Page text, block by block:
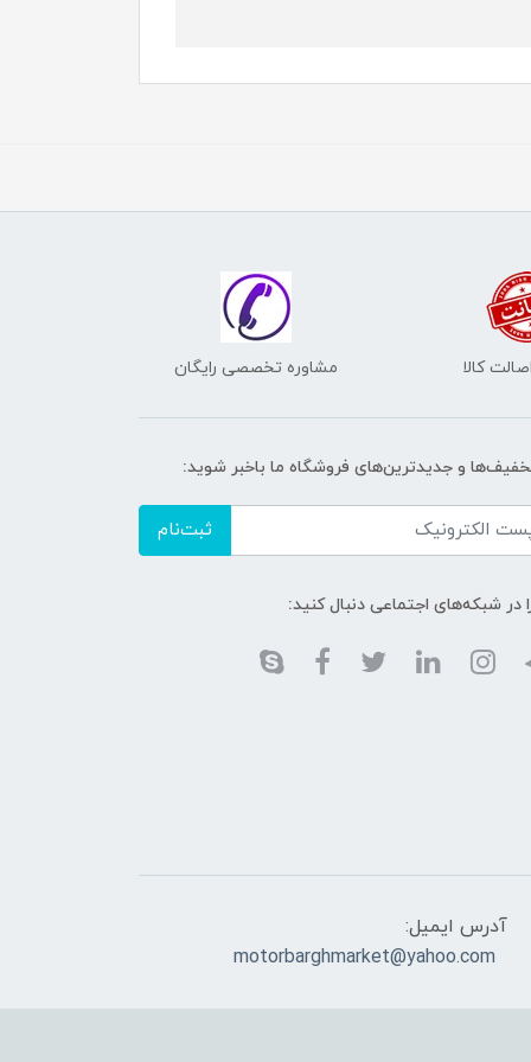
کالا مشاوره تخصصی رایگان
و جدیدترین‌های فروشگاه ما باخبر شوید:
ثبت‌نام
در شبکه‌های اجتماعی دنبال کنید:
آدرس ایمیل:
motorbarghmarket@yahoo.com